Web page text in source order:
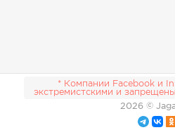
* Компании Facebook и
экстремистскими и
2026 ©